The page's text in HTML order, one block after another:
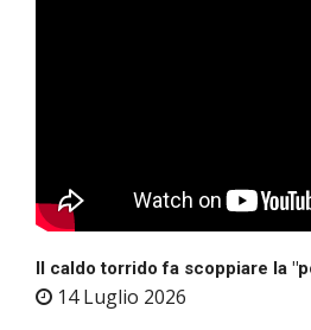
Il caldo torrido fa scoppiare la
14 Luglio 2026